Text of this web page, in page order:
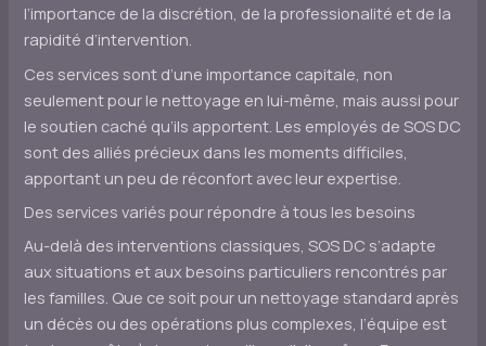
l’importance de la discrétion, de la professionalité et de la
rapidité d’intervention.
Ces services sont d’une importance capitale, non
seulement pour le nettoyage en lui-même, mais aussi pour
le soutien caché qu’ils apportent. Les employés de SOS DC
sont des alliés précieux dans les moments difficiles,
apportant un peu de réconfort avec leur expertise.
Des services variés pour répondre à tous les besoins
Au-delà des interventions classiques, SOS DC s’adapte
aux situations et aux besoins particuliers rencontrés par
les familles. Que ce soit pour un nettoyage standard après
un décès ou des opérations plus complexes, l’équipe est